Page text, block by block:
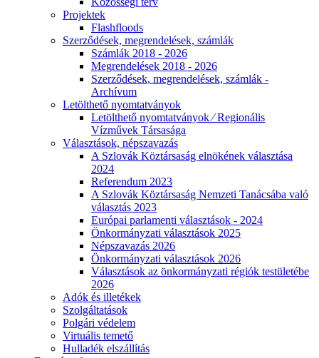
Projektek
Flashfloods
Szerződések, megrendelések, számlák
Számlák 2018 - 2026
Megrendelések 2018 - 2026
Szerződések, megrendelések, számlák -
Archívum
Letölthető nyomtatványok
Letölthető nyomtatványok ⁄ Regionális
Vízművek Társasága
Választások, népszavazás
A Szlovák Köztársaság elnökének választása
2024
Referendum 2023
A Szlovák Köztársaság Nemzeti Tanácsába való
választás 2023
Európai parlamenti választások - 2024
Önkormányzati választások 2025
Népszavazás 2026
Önkormányzati választások 2026
Választások az önkormányzati régiók testületébe
2026
Adók és illetékek
Szolgáltatások
Polgári védelem
Virtuális temető
Hulladék elszállítás